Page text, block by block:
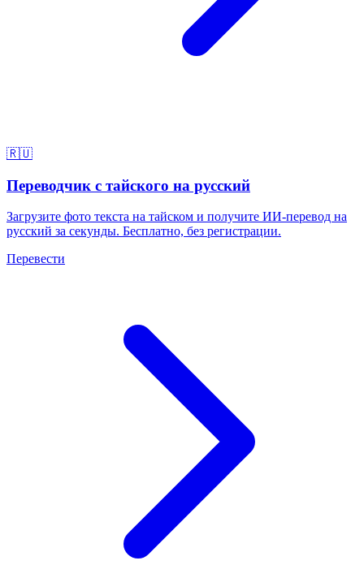
🇷🇺
Переводчик с тайского на русский
Загрузите фото текста на тайском и получите ИИ-перевод на
русский за секунды. Бесплатно, без регистрации.
Перевести